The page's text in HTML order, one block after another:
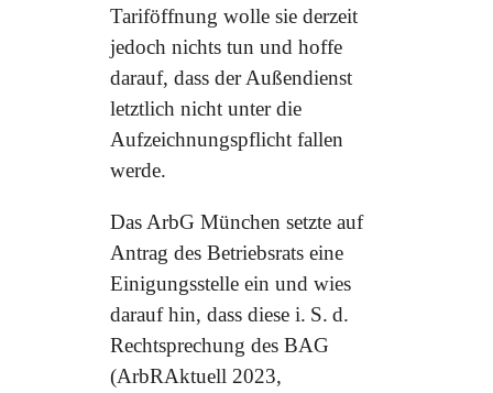
Tariföffnung wolle sie derzeit
jedoch nichts tun und hoffe
darauf, dass der Außendienst
letztlich nicht unter die
Aufzeichnungspflicht fallen
werde.
Das ArbG München setzte auf
Antrag des Betriebsrats eine
Einigungsstelle ein und wies
darauf hin, dass diese i. S. d.
Rechtsprechung des BAG
(ArbRAktuell 2023,